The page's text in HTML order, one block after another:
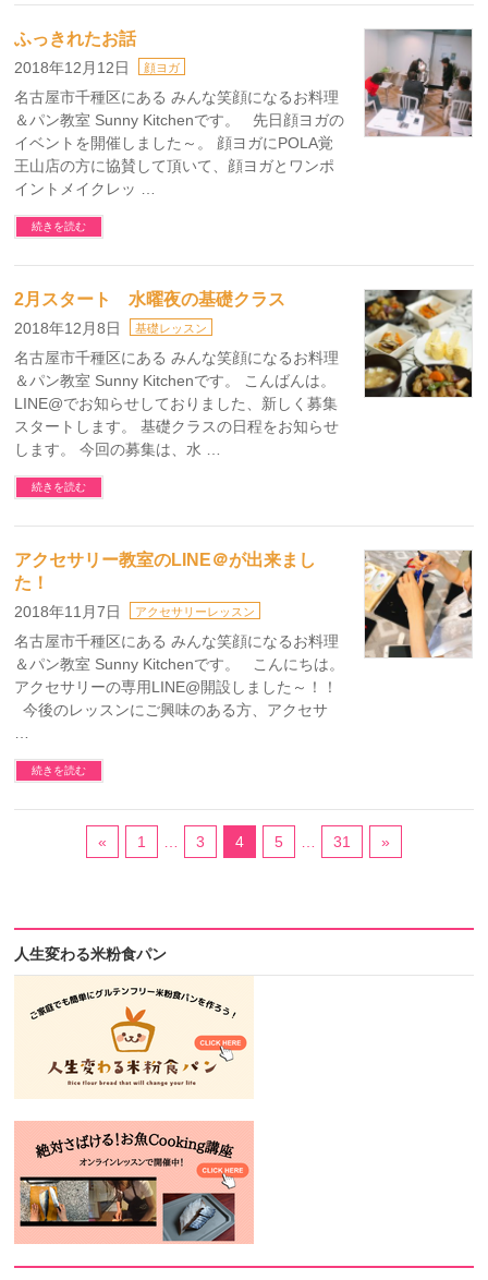
ふっきれたお話
2018年12月12日 顔ヨガ
名古屋市千種区にある みんな笑顔になるお料理
＆パン教室 Sunny Kitchenです。 先日顔ヨガの
イベントを開催しました～。 顔ヨガにPOLA覚
王山店の方に協賛して頂いて、顔ヨガとワンポ
イントメイクレッ …
続きを読む
2月スタート 水曜夜の基礎クラス
2018年12月8日 基礎レッスン
名古屋市千種区にある みんな笑顔になるお料理
＆パン教室 Sunny Kitchenです。 こんばんは。
LINE@でお知らせしておりました、新しく募集
スタートします。 基礎クラスの日程をお知らせ
します。 今回の募集は、水 …
続きを読む
アクセサリー教室のLINE＠が出来まし
た！
2018年11月7日 アクセサリーレッスン
名古屋市千種区にある みんな笑顔になるお料理
＆パン教室 Sunny Kitchenです。 こんにちは。
アクセサリーの専用LINE@開設しました～！！
今後のレッスンにご興味のある方、アクセサ
続きを読む
« 1 3 4 5 31 »
人生変わる米粉食パン